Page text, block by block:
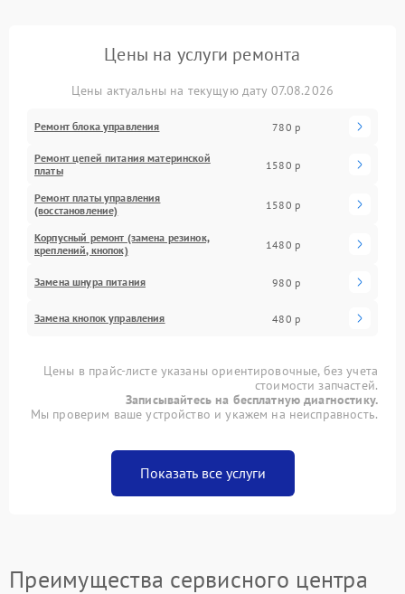
Цены на услуги ремонта
Цены актуальны на текущую дату 07.08.2026
Ремонт блока управления 780 р
Ремонт цепей питания материнской
платы
1580 р
Ремонт платы управления
(восстановление)
1580 р
Корпусный ремонт (замена резинок,
креплений, кнопок)
1480 р
Замена шнура питания 980 р
Замена кнопок управления 480 р
Цены в прайс-листе указаны ориентировочные, без учета
стоимости запчастей.
Записывайтесь на бесплатную диагностику.
Мы проверим ваше устройство и укажем на неисправность.
Показать все услуги
Преимущества сервисного центра